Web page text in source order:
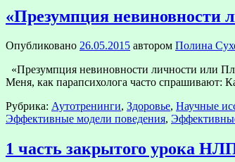
«Презумпция невиновности
Опубликовано 26.05.2015 автором Полина
«Презумпция невиновности личности или
Меня, как парапсихолога часто спрашивают:
Рубрика: Аутотренинги, Здоровье, Научные
Эффективные модели поведения,
1 часть закрытого урока